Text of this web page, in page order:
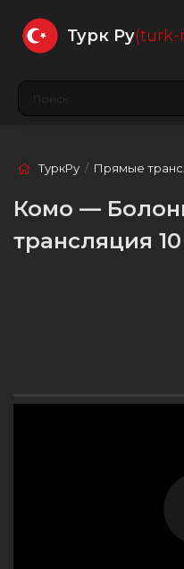
Турк Ру(turk-
ТуркРу / Прямые
Комо —
трансляция